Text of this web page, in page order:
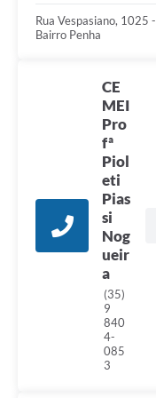
Rua Vespasiano, 1025 -
Bairro Penha
CE
MEI
Pro
fª
Piol
eti
Pias
si
Nog
ueir
a
(35)
9
840
4-
085
3